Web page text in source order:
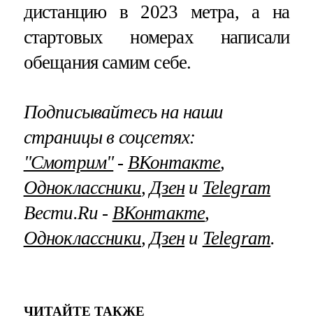
дистанцию в 2023 метра, а на
стартовых номерах написали
обещания самим себе.
Подписывайтесь на наши
страницы в соцсетях:
"Смотрим"‐ ВКонтакте,
Одноклассники,Дзени Telegram
Вести.Ru ‐ ВКонтакте,
Одноклассники,Дзени Telegram.
ЧИТАЙТЕ ТАКЖЕ